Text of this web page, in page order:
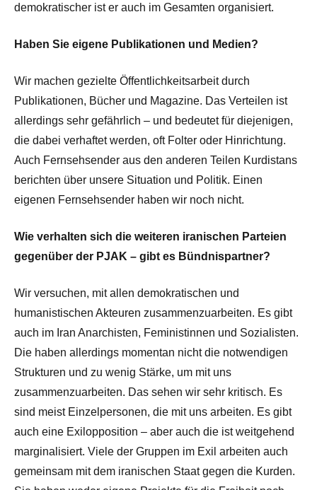
demokratischer ist er auch im Gesamten organisiert.
Haben Sie eigene Publikationen und Medien?
Wir machen gezielte Öffentlichkeitsarbeit durch
Publikationen, Bücher und Magazine. Das Verteilen ist
allerdings sehr gefährlich – und bedeutet für diejenigen,
die dabei verhaftet werden, oft Folter oder Hinrichtung.
Auch Fernsehsender aus den anderen Teilen Kurdistans
berichten über unsere Situation und Politik. Einen
eigenen Fernsehsender haben wir noch nicht.
Wie verhalten sich die weiteren iranischen Parteien
gegenüber der PJAK – gibt es Bündnispartner?
Wir versuchen, mit allen demokratischen und
humanistischen Akteuren zusammenzuarbeiten. Es gibt
auch im Iran Anarchisten, Feministinnen und Sozialisten.
Die haben allerdings momentan nicht die notwendigen
Strukturen und zu wenig Stärke, um mit uns
zusammenzuarbeiten. Das sehen wir sehr kritisch. Es
sind meist Einzelpersonen, die mit uns arbeiten. Es gibt
auch eine Exilopposition – aber auch die ist weitgehend
marginalisiert. Viele der Gruppen im Exil arbeiten auch
gemeinsam mit dem iranischen Staat gegen die Kurden.